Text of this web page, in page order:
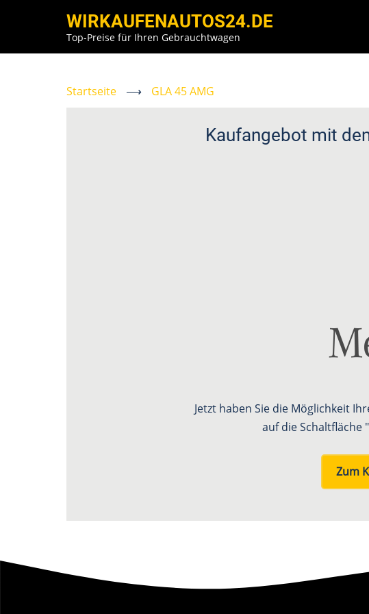
WIRKAUFENAUTOS24.DE
Top-Preise für Ihren Gebrauchtwagen
Startseite ⟶ GLA 45 AMG
Kaufangebot mit
Jetzt haben Sie die Möglichkeit
auf die Schaltfläche
Zum